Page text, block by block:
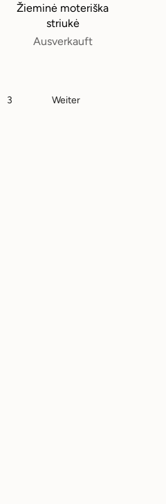
Žieminė moteriška
striukė
Ausverkauft
3 Weiter